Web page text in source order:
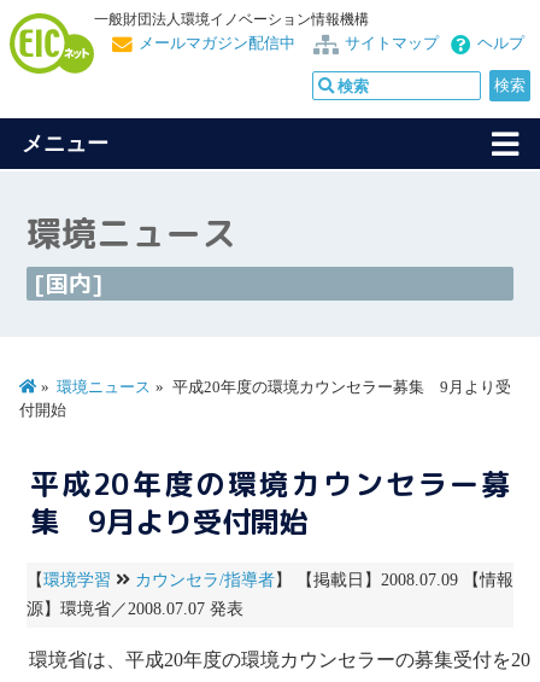
一般財団法人環境イノベーション情報機構
ヘルプ
サイトマップ
メールマガジン配信中
メニュー
環境ニュース
[国内]
環境ニュース
平成20年度の環境カウンセラー募集 9月より受
付開始
平成20年度の環境カウンセラー募
集 9月より受付開始
【環境学習 カウンセラ/指導者】 【掲載日】2008.07.09 【情報
源】環境省／2008.07.07 発表
環境省は、平成20年度の環境カウンセラーの募集受付を20